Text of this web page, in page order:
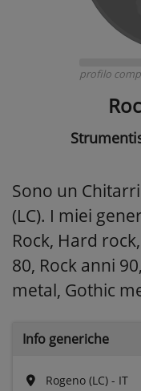
profilo
Sono un
(LC). I miei
Rock, Hard
80, Rock anni
metal, Gothic
Info generiche
Rogeno (LC) - IT